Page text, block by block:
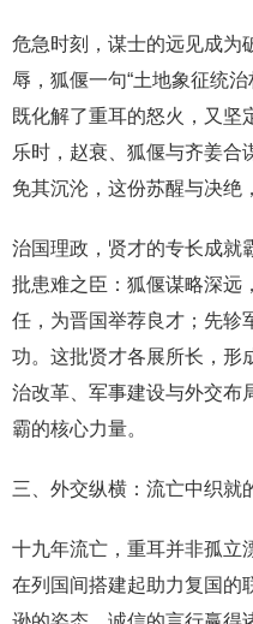
危急时刻，谋士的远见成为
辱，狐偃一句“土地象征统
既化解了重耳的怒火，又坚
乐时，赵衰、狐偃与齐姜合
免其沉沦，这份苏醒与决绝
治国理政，贤才的专长成就
批患难之臣：狐偃谋略深远
任，为晋国举荐良才；先轸
功。这批贤才各展所长，形
治改革、军事建设与外交布
霸的核心力量。
三、外交纵横：流亡中织就
十九年流亡，重耳并非孤立
在列国间搭建起助力复国的